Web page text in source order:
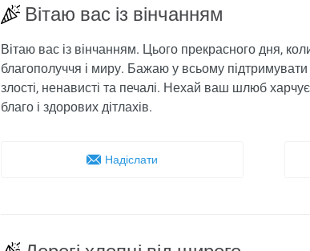
Вітаю вас із вінчанням
Вітаю вас із вінчанням. Цього прекрасного дня,
благополуччя і миру. Бажаю у всьому
злості, ненависті та печалі. Нехай ваш шлюб
благо і здорових дітлахів.
Надіслати